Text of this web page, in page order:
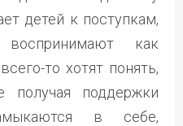
детей к поступкам,
как
то хотят понять,
поддержки
в себе,